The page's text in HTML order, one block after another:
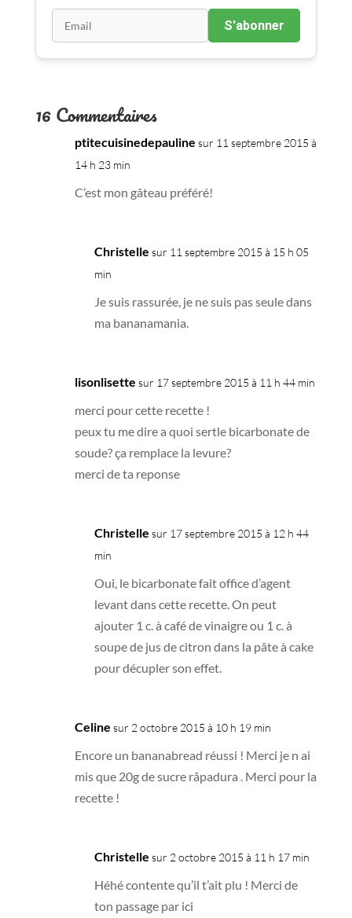
S'abonner
16 Commentaires
ptitecuisinedepauline sur 11 septembre 2015 à
14 h 23 min
C’est mon gâteau préféré!
Christelle sur 11 septembre 2015 à 15 h 05
min
Je suis rassurée, je ne suis pas seule dans
ma bananamania.
lisonlisette sur 17 septembre 2015 à 11 h 44 min
merci pour cette recette !
peux tu me dire a quoi sertle bicarbonate de
soude? ça remplace la levure?
merci de ta reponse
Christelle sur 17 septembre 2015 à 12 h 44
min
Oui, le bicarbonate fait office d’agent
levant dans cette recette. On peut
ajouter 1 c. à café de vinaigre ou 1 c. à
soupe de jus de citron dans la pâte à cake
pour décupler son effet.
Celine sur 2 octobre 2015 à 10 h 19 min
Encore un bananabread réussi ! Merci je n ai
mis que 20g de sucre râpadura . Merci pour la
recette !
Christelle sur 2 octobre 2015 à 11 h 17 min
Héhé contente qu’il t’ait plu ! Merci de
ton passage par ici